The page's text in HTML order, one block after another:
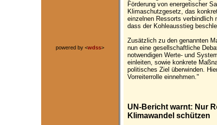
powered by <wdss>
Förderung von energetischer
Klimaschutzgesetz, das
einzelnen Ressorts verbindlich
dass der Kohleausstieg
Zusätzlich zu den genannten
nun eine gesellschaftliche
notwendigen Werte- und
einleiten, sowie konkrete
politisches Ziel überwinden.
Vorreiterrolle einnehmen."
UN-Bericht warnt: Nur
Klimawandel schützen